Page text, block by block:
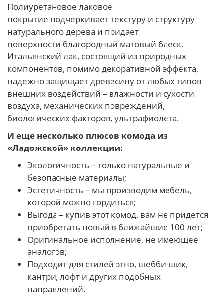
Полиуретановое лаковое
покрытие подчеркивает текстуру и структуру
натурального дерева и придает
поверхности благородный матовый блеск.
Итальянский лак, состоящий из природных
компонентов, помимо декоративной эффекта,
надежно защищает древесину от любых типов
внешних воздействий – влажности и сухости
воздуха, механических повреждений,
биологических факторов, ультрафиолета.
И еще несколько плюсов комода из
«Ладожской» коллекции:
Экологичность – только натуральные и
безопасные материалы;
Эстетичность – мы производим мебель,
которой можно гордиться;
Выгода – купив этот комод, вам не придется
приобретать новый в ближайшие 100 лет;
Оригинальное исполнение, не имеющее
аналогов;
Подходит для стилей этно, шебби-шик,
кантри, лофт и других подобных
направлений.